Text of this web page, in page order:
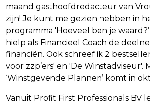
maand gasthoofdredacteur van
zijn! Je kunt me gezien hebben in
programma 'Hoeveel ben je
hielp als Financieel Coach de
financiën. Ook schreef ik 2
voor zzp’ers' en 'De Winstadviseur'.
‘Winstgevende Plannen’ komt in
Vanuit Profit First Professionals BV